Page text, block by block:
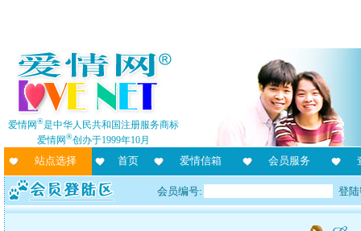
爱情网®是中华人民共和国注册服务商标
爱情网®创办于1999年10月
站点选择 首页 爱情信箱 会员服务
会员编号: 登